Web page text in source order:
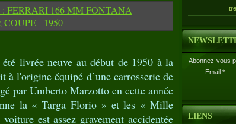
livrée neuve au début de 1950 à la
l'origine équipé d’une carrosserie de
par Umberto Marzotto en cette année
la « Targa Florio » et les « Mille
est assez gravement accidentée
Abonnez-vous
Email
LIENS